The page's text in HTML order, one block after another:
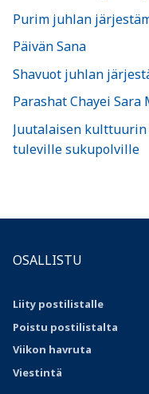
Purim juhlan
Päivän Sana
Shavuot juhlan
Parashat Chayei Sara
Juutalaisen
tuleville sukupolville
OSALLISTU
Liity postilistalle
Poistu postilistalta
Viikon havruta
Viestintä